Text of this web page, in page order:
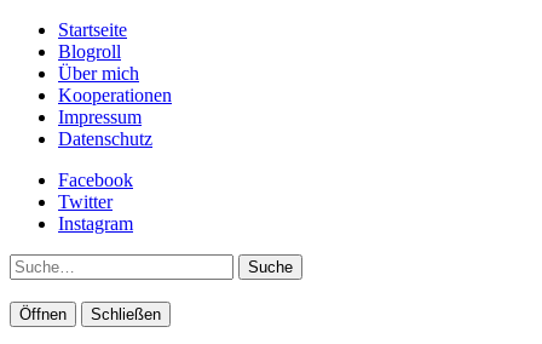
Startseite
Blogroll
Über mich
Kooperationen
Impressum
Datenschutz
Facebook
Twitter
Instagram
Suche
Öffnen Schließen